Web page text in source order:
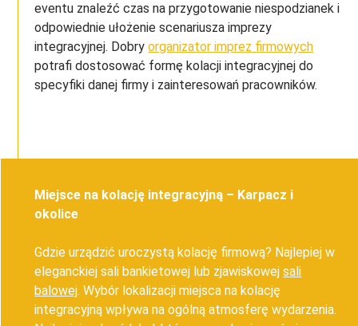
eventu znaleźć czas na przygotowanie niespodzianek i
odpowiednie ułożenie scenariusza imprezy
integracyjnej. Dobryorganizator imprez firmowych
potrafi dostosować formę kolacji integracyjnej do
specyfiki danej firmy i zainteresowań pracowników.
Miejsce na kolację integracyjną – Karpacz i
okolice
Gdzie urządzić uroczystą kolację firmową? Najlepiej w
eleganckiej sali bankietowej lub zjawiskowejsali
balowej. Wybór lokalizacji miejsca na kolację
integracyjną wpływa na ogólną atmosferę wydarzenia.